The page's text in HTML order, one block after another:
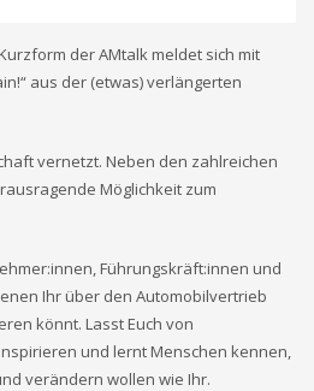
der AMtalk meldet sich mit
aus der (etwas) verlängerten
vernetzt. Neben den zahlreichen
Möglichkeit zum
Führungskräft:innen und
Ihr über den Automobilvertrieb
könnt. Lasst Euch von
und lernt Menschen kennen,
verändern wollen wie Ihr.